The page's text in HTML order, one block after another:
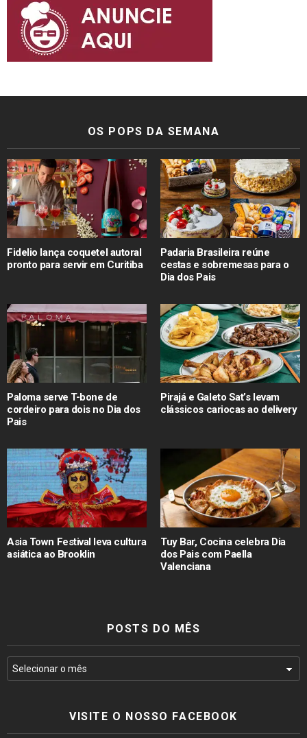
OS POPS DA SEMANA
Fidelio lança coquetel autoral
pronto para servir em Curitiba
Padaria Brasileira reúne
cestas e sobremesas para o
Dia dos Pais
Paloma serve T-bone de
cordeiro para dois no Dia dos
Pais
Pirajá e Galeto Sat’s levam
clássicos cariocas ao delivery
Asia Town Festival leva cultura
asiática ao Brooklin
Tuy Bar, Cocina celebra Dia
dos Pais com Paella
Valenciana
POSTS DO MÊS
VISITE O NOSSO FACEBOOK